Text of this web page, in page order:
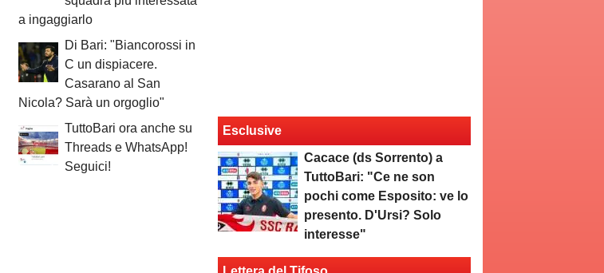
a ingaggiarlo
Di Bari: "Biancorossi in
C un dispiacere.
Casarano al San
Nicola? Sarà un orgoglio"
TuttoBari ora anche su
Threads e WhatsApp!
Seguici!
Esclusive
Cacace (ds Sorrento) a
TuttoBari: "Ce ne son
pochi come Esposito: ve lo
presento. D'Ursi? Solo
interesse"